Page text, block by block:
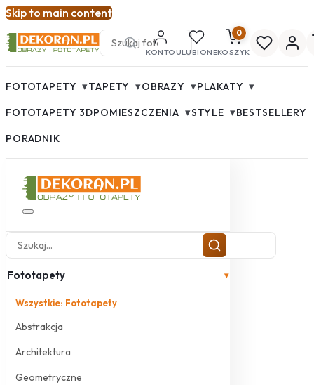
Skip to main content
KONTOULUBIONE
0
KOSZYK
FOTOTAPETY ▾TAPETY ▾OBRAZY ▾PLAKATY ▾
FOTOTAPETY 3DPOMIESZCZENIA ▾STYLE ▾BESTSELLERY
PORADNIK
Fototapety ▾
Wszystkie: Fototapety
Abstrakcja
Architektura
Geometryczne